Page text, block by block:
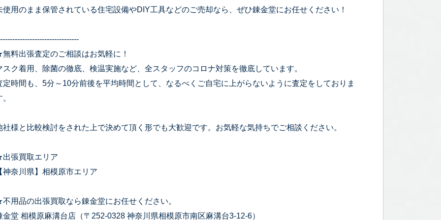
使用のまま保管されている住宅設備やDIY工具などのご売却なら、ぜひ錬金堂にお任せください！
料出張査定のご相談はお気軽に！
スク着用、除菌の徹底、検温実施など、全スタッフのコロナ対策を徹底しています。
定時間も、5分～10分前後を平均時間として、なるべくご自宅に上がらないように査定をしておりま
社様と比較検討をされた上で決めて頂く形でも大歓迎です。お気軽な気持ちでご相談ください。
張買取エリア
神奈川県】相模原市エリア
用品の出張買取なら錬金堂にお任せください。
金堂 相模原麻溝台店（〒252-0328 神奈川県相模原市南区麻溝台3-12-6）